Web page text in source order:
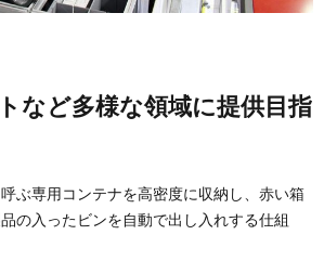
ぶ専用コンテナを高密度に収納し、赤い箱
の入ったビンを自動で出し入れする仕組